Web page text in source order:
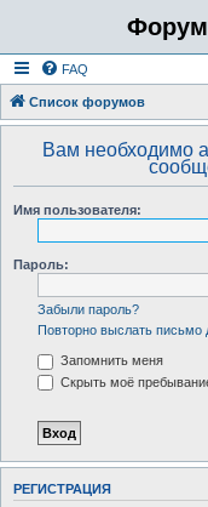
Форум
FAQ
Список форумов
Вам необходимо
Имя пользователя:
Пароль:
Забыли пароль?
Повторно выслать письмо
Запомнить меня
Скрыть моё
РЕГИСТРАЦИЯ